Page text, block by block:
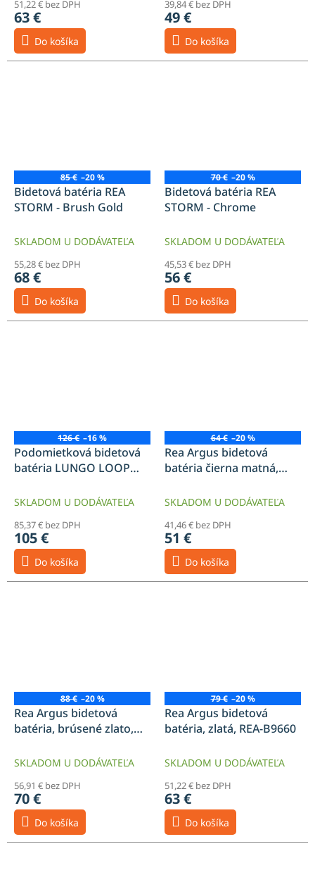
51,22 € bez DPH
63 €
Do košíka
39,84 € bez DPH
49 €
Do košíka
85 € –20 %
Bidetová batéria REA
STORM - Brush Gold
SKLADOM U DODÁVATEĽA
55,28 € bez DPH
68 €
Do košíka
70 € –20 %
Bidetová batéria REA
STORM - Chrome
SKLADOM U DODÁVATEĽA
45,53 € bez DPH
56 €
Do košíka
126 € –16 %
Podomietková bidetová
batéria LUNGO LOOP
SKLADOM U DODÁVATEĽA
85,37 € bez DPH
105 €
Do košíka
64 € –20 %
Rea Argus bidetová
batéria čierna matná,
SKLADOM U DODÁVATEĽA
41,46 € bez DPH
51 €
Do košíka
88 € –20 %
Rea Argus bidetová
batéria, brúsené zlato,
SKLADOM U DODÁVATEĽA
56,91 € bez DPH
70 €
Do košíka
79 € –20 %
Rea Argus bidetová
batéria, zlatá, REA-B9660
SKLADOM U DODÁVATEĽA
51,22 € bez DPH
63 €
Do košíka